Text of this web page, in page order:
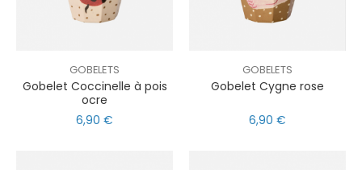
GOBELETS
Gobelet Coccinelle à pois
ocre
6,90 €
GOBELETS
Gobelet Cygne rose
6,90 €